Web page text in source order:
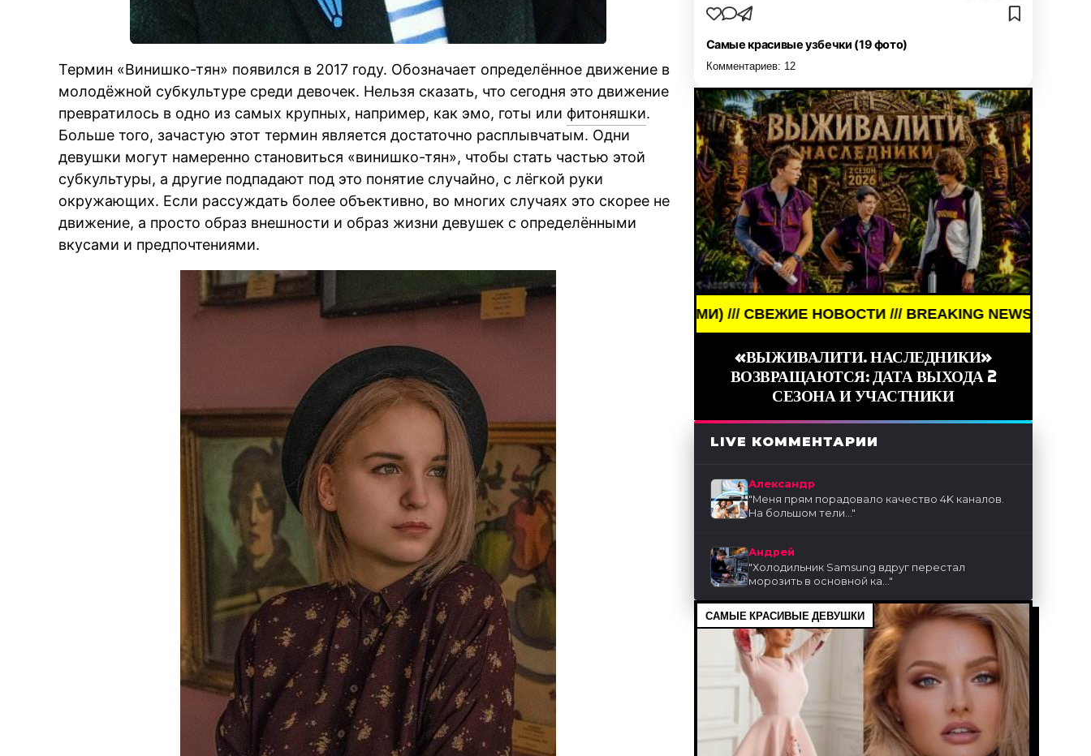
Термин «Винишко-тян» появился в 2017 году. Обозначает определённое движение в
молодёжной субкультуре среди девочек. Нельзя сказать, что сегодня это движение
превратилось в одно из самых крупных, например, как эмо, готы или фитоняшки.
Больше того, зачастую этот термин является достаточно расплывчатым. Одни
девушки могут намеренно становиться «винишко-тян», чтобы стать частью этой
субкультуры, а другие подпадают под это понятие случайно, с лёгкой руки
окружающих. Если рассуждать более объективно, во многих случаях это скорее не
движение, а просто образ внешности и образ жизни девушек с определёнными
вкусами и предпочтениями.
Самые красивые узбечки (19 фото)
Комментариев: 12
BREAKING NEWS /// НОВОСТИ (СМИ) /// СВЕЖИЕ НОВОСТИ /// BREAKING NEWS /// НОВОСТИ (СМИ) ///
«ВЫЖИВАЛИТИ. НАСЛЕДНИКИ»
ВОЗВРАЩАЮТСЯ: ДАТА ВЫХОДА 2
СЕЗОНА И УЧАСТНИКИ
LIVE КОММЕНТАРИИ
Александр
"Меня прям порадовало качество 4K каналов.
На большом тели..."
Андрей
"Холодильник Samsung вдруг перестал
морозить в основной ка..."
САМЫЕ КРАСИВЫЕ ДЕВУШКИ